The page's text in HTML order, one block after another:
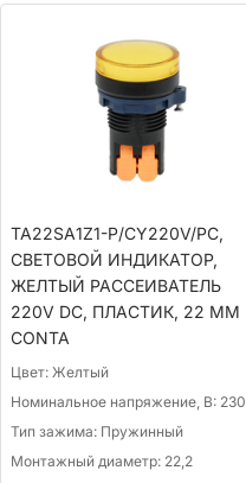
TA22SA1Z1-P/CY220V/PC,
СВЕТОВОЙ ИНДИКАТОР,
ЖЕЛТЫЙ РАССЕИВАТЕЛЬ
220V DC, ПЛАСТИК, 22 ММ
CONTA
Цвет: Желтый
Номинальное напряжение, В: 230
Тип зажима: Пружинный
Монтажный диаметр: 22,2